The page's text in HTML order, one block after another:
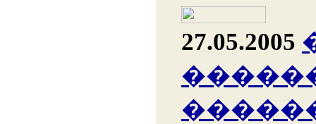
27.05.2005